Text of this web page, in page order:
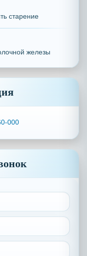
старение
железы
000